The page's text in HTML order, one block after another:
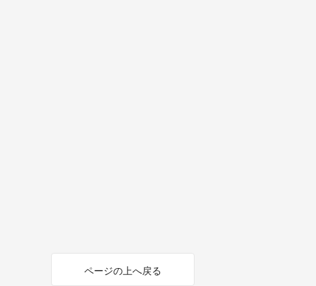
ページの上へ戻る